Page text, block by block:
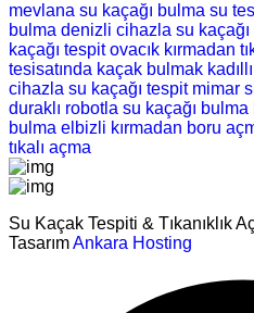
mevlana su kaçağı bulma su
bulma denizli cihazla su kaçağı
kaçağı tespit ovacık kırmadan
tesisatında kaçak bulmak
cihazla su kaçağı tespit mimar
duraklı robotla su kaçağı bulma
bulma elbizli kırmadan boru
tıkalı açma
Su Kaçak Tespiti & Tıkanıklık
TasarımAnkara Hosting